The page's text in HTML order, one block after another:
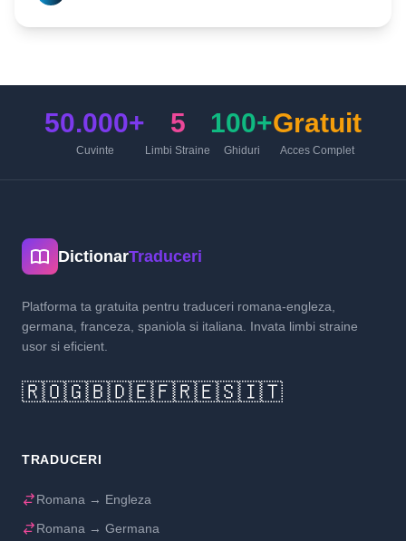
50.000+
Cuvinte
5
Limbi Straine
100+
Ghiduri
Gratuit
Acces Complet
DictionarTraduceri
Platforma ta gratuita pentru traduceri romana-engleza,
germana, franceza, spaniola si italiana. Invata limbi straine
usor si eficient.
🇷🇴🇬🇧🇩🇪🇫🇷🇪🇸🇮🇹
TRADUCERI
Romana → Engleza
Romana → Germana